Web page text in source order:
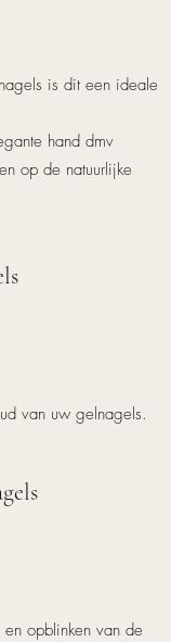
is dit een ideale
hand dmv
op de natuurlijke
van uw gelnagels.
opblinken van de